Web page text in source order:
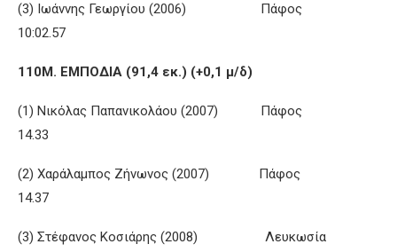
(3) Ιωάννης Γεωργίου (2006) Πάφος
10:02.57
110Μ. ΕΜΠΟΔΙΑ (91,4 εκ.) (+0,1 μ/δ)
(1) Νικόλας Παπανικολάου (2007) Πάφος
14.33
(2) Χαράλαμπος Ζήνωνος (2007) Πάφος
14.37
(3) Στέφανος Κοσιάρης (2008) Λευκωσία